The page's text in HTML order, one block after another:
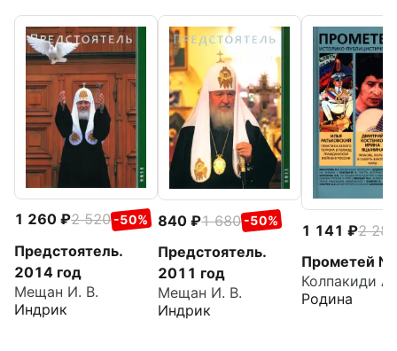
1 260 2 520 -50%
Предстоятель.
2014 год
Мещан И. В.
Индрик
840 1 680 -50%
Предстоятель.
2011 год
Мещан И. В.
Индрик
1 141
2 282
Прометей №
Родина